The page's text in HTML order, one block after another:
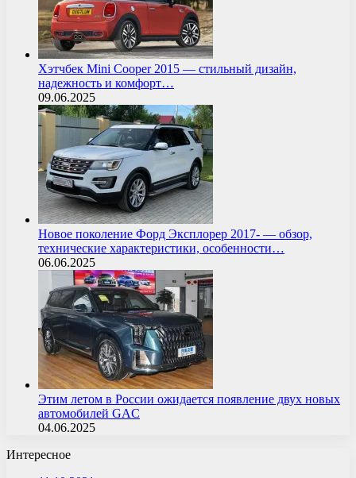
Хэтчбек Mini Cooper 2015 — стильный дизайн,
надежность и комфорт…
09.06.2025
Новое поколение Форд Эксплорер 2017- — обзор,
технические характеристики, особенности…
06.06.2025
Этим летом в России ожидается появление двух новых
автомобилей GAC
04.06.2025
Интересное